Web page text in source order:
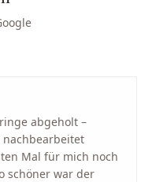
abgeholt –
nachbearbeitet
Mal für mich noch
schöner war der